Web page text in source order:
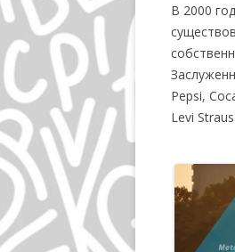
В 2000
Pepsi,
Levi